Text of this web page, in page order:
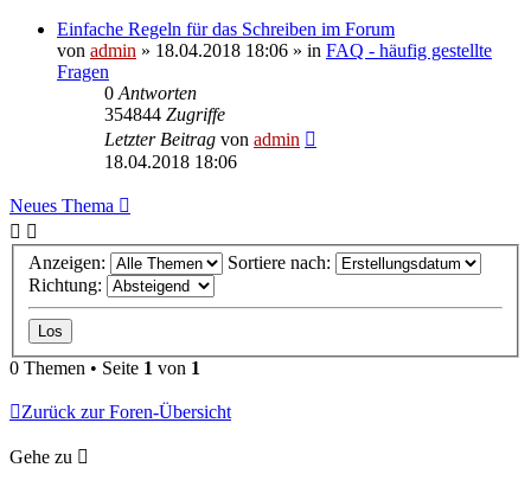
Einfache Regeln für das Schreiben im Forum
von admin » 18.04.2018 18:06 » in FAQ - häufig gestellte
Fragen
0 Antworten
354844 Zugriffe
Letzter Beitrag von admin
18.04.2018 18:06
Neues Thema
Anzeigen:
Sortiere nach:
Richtung:
0 Themen • Seite 1 von 1
Zurück zur Foren-Übersicht
Gehe zu